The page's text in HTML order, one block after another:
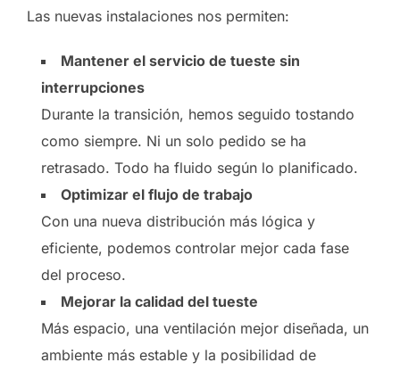
Las nuevas instalaciones nos permiten:
Mantener el servicio de tueste sin
interrupciones
Durante la transición, hemos seguido tostando
como siempre. Ni un solo pedido se ha
retrasado. Todo ha fluido según lo planificado.
Optimizar el flujo de trabajo
Con una nueva distribución más lógica y
eficiente, podemos controlar mejor cada fase
del proceso.
Mejorar la calidad del tueste
Más espacio, una ventilación mejor diseñada, un
ambiente más estable y la posibilidad de